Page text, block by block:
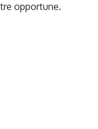
opportune.